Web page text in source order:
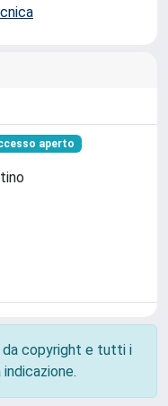
aperto
copyright e tutti i